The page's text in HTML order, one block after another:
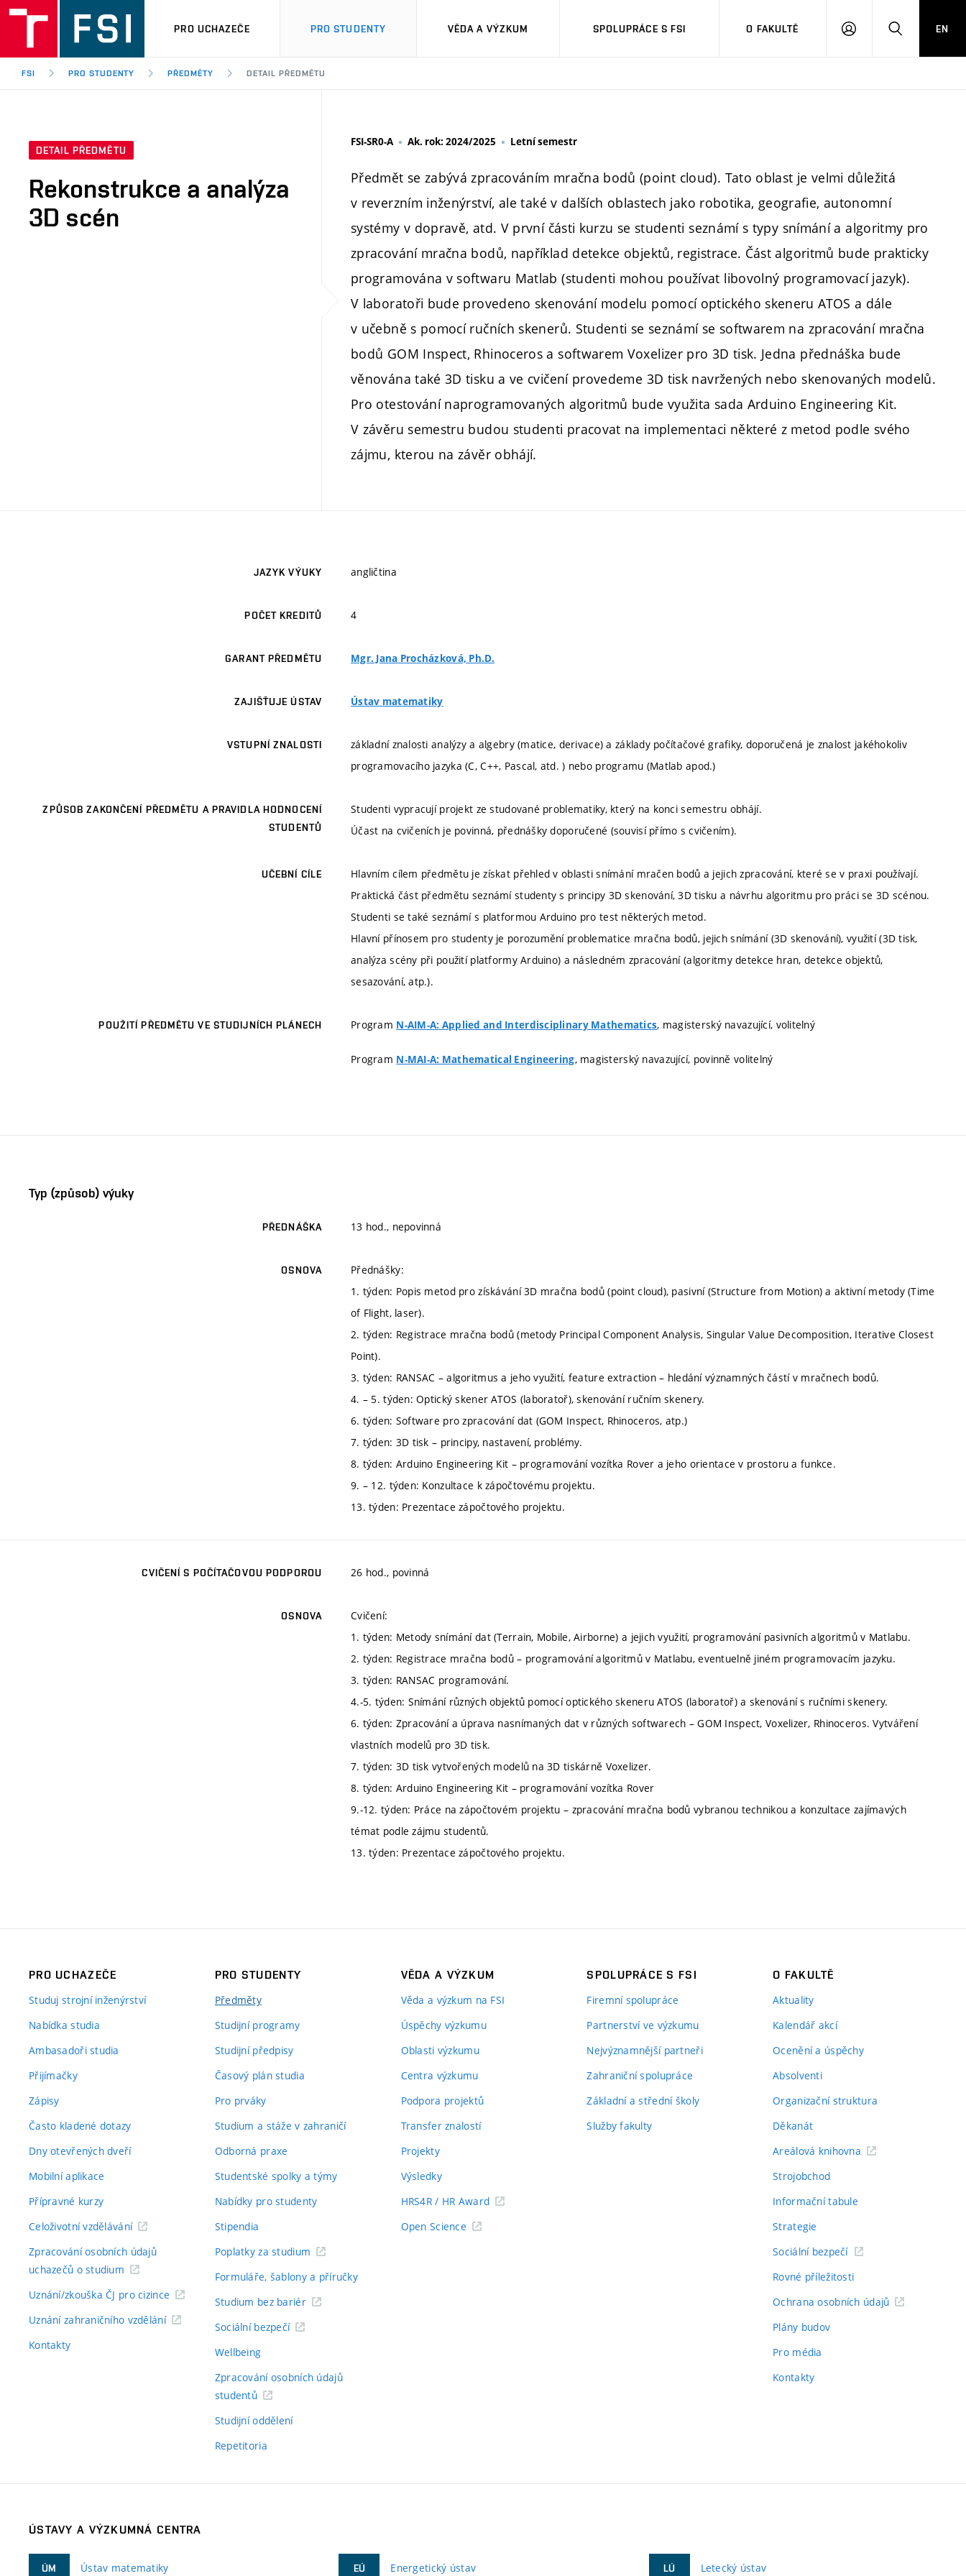
PRO UCHAZEČE PRO STUDENTY VĚDA A VÝZKUM SPOLUPRÁCE S FSI O FAKULTĚ
PŘIHLÁŠENÍHLEDAT
EN
FSI PRO STUDENTY PŘEDMĚTY DETAIL PŘEDMĚTU
DETAIL PŘEDMĚTU
Rekonstrukce a analýza
3D scén
FSI-SR0-A Ak. rok: 2024/2025 Letní semestr
Předmět se zabývá zpracováním mračna bodů (point cloud). Tato oblast je velmi důležitá
v reverzním inženýrství, ale také v dalších oblastech jako robotika, geografie, autonomní
systémy v dopravě, atd. V první části kurzu se studenti seznámí s typy snímání a algoritmy pro
zpracování mračna bodů, například detekce objektů, registrace. Část algoritmů bude prakticky
programována v softwaru Matlab (studenti mohou používat libovolný programovací jazyk).
V laboratoři bude provedeno skenování modelu pomocí optického skeneru ATOS a dále
v učebně s pomocí ručních skenerů. Studenti se seznámí se softwarem na zpracování mračna
bodů GOM Inspect, Rhinoceros a softwarem Voxelizer pro 3D tisk. Jedna přednáška bude
věnována také 3D tisku a ve cvičení provedeme 3D tisk navržených nebo skenovaných modelů.
Pro otestování naprogramovaných algoritmů bude využita sada Arduino Engineering Kit.
V závěru semestru budou studenti pracovat na implementaci některé z metod podle svého
zájmu, kterou na závěr obhájí.
JAZYK VÝUKY angličtina
POČET KREDITŮ 4
GARANT PŘEDMĚTU Mgr. Jana Procházková, Ph.D.
ZAJIŠŤUJE ÚSTAV Ústav matematiky
VSTUPNÍ ZNALOSTI
základní znalosti analýzy a algebry (matice, derivace) a základy počítačové grafiky, doporučená je znalost jakéhokoliv
programovacího jazyka (C, C++, Pascal, atd. ) nebo programu (Matlab apod.)
ZPŮSOB ZAKONČENÍ PŘEDMĚTU A PRAVIDLA HODNOCENÍ
STUDENTŮ
Studenti vypracují projekt ze studované problematiky, který na konci semestru obhájí.
Účast na cvičeních je povinná, přednášky doporučené (souvisí přímo s cvičením).
UČEBNÍ CÍLE
Hlavním cílem předmětu je získat přehled v oblasti snímání mračen bodů a jejich zpracování, které se v praxi používají.
Praktická část předmětu seznámí studenty s principy 3D skenování, 3D tisku a návrhu algoritmu pro práci se 3D scénou.
Studenti se také seznámí s platformou Arduino pro test některých metod.
Hlavní přínosem pro studenty je porozumění problematice mračna bodů, jejich snímání (3D skenování), využití (3D tisk,
analýza scény při použití platformy Arduino) a následném zpracování (algoritmy detekce hran, detekce objektů,
sesazování, atp.).
POUŽITÍ PŘEDMĚTU VE STUDIJNÍCH PLÁNECH Program N-AIM-A: Applied and Interdisciplinary Mathematics, magisterský navazující, volitelný
Program N-MAI-A: Mathematical Engineering, magisterský navazující, povinně volitelný
Typ (způsob) výuky
PŘEDNÁŠKA 13 hod., nepovinná
OSNOVA
Přednášky:
1. týden: Popis metod pro získávání 3D mračna bodů (point cloud), pasivní (Structure from Motion) a aktivní metody (Time
of Flight, laser).
2. týden: Registrace mračna bodů (metody Principal Component Analysis, Singular Value Decomposition, Iterative Closest
Point).
3. týden: RANSAC – algoritmus a jeho využití, feature extraction – hledání významných částí v mračnech bodů.
4. – 5. týden: Optický skener ATOS (laboratoř), skenování ručním skenery.
6. týden: Software pro zpracování dat (GOM Inspect, Rhinoceros, atp.)
7. týden: 3D tisk – principy, nastavení, problémy.
8. týden: Arduino Engineering Kit – programování vozítka Rover a jeho orientace v prostoru a funkce.
9. – 12. týden: Konzultace k zápočtovému projektu.
13. týden: Prezentace zápočtového projektu.
CVIČENÍ S POČÍTAČOVOU PODPOROU 26 hod., povinná
OSNOVA
Cvičení:
1. týden: Metody snímání dat (Terrain, Mobile, Airborne) a jejich využití, programování pasivních algoritmů v Matlabu.
2. týden: Registrace mračna bodů – programování algoritmů v Matlabu, eventuelně jiném programovacím jazyku.
3. týden: RANSAC programování.
4.-5. týden: Snímání různých objektů pomocí optického skeneru ATOS (laboratoř) a skenování s ručními skenery.
6. týden: Zpracování a úprava nasnímaných dat v různých softwarech – GOM Inspect, Voxelizer, Rhinoceros. Vytváření
vlastních modelů pro 3D tisk.
7. týden: 3D tisk vytvořených modelů na 3D tiskárně Voxelizer.
8. týden: Arduino Engineering Kit – programování vozítka Rover
9.-12. týden: Práce na zápočtovém projektu – zpracování mračna bodů vybranou technikou a konzultace zajímavých
témat podle zájmu studentů.
13. týden: Prezentace zápočtového projektu.
PRO UCHAZEČE
Studuj strojní inženýrství
Nabídka studia
Ambasadoři studia
Přijímačky
Zápisy
Často kladené dotazy
Dny otevřených dveří
Mobilní aplikace
Přípravné kurzy
Celoživotní vzdělávání
Zpracování osobních údajů
uchazečů o studium
Uznání/zkouška ČJ pro cizince
Uznání zahraničního vzdělání
Kontakty
PRO STUDENTY
Předměty
Studijní programy
Studijní předpisy
Časový plán studia
Pro prváky
Studium a stáže v zahraničí
Odborná praxe
Studentské spolky a týmy
Nabídky pro studenty
Stipendia
Poplatky za studium
Formuláře, šablony a příručky
Studium bez bariér
Sociální bezpečí
Wellbeing
Zpracování osobních údajů
studentů
Studijní oddělení
Repetitoria
VĚDA A VÝZKUM
Věda a výzkum na FSI
Úspěchy výzkumu
Oblasti výzkumu
Centra výzkumu
Podpora projektů
Transfer znalostí
Projekty
Výsledky
HRS4R / HR Award
Open Science
SPOLUPRÁCE S FSI
Firemní spolupráce
Partnerství ve výzkumu
Nejvýznamnější partneři
Zahraniční spolupráce
Základní a střední školy
Služby fakulty
O FAKULTĚ
Aktuality
Kalendář akcí
Ocenění a úspěchy
Absolventi
Organizační struktura
Děkanát
Areálová knihovna
Strojobchod
Informační tabule
Strategie
Sociální bezpečí
Rovné příležitosti
Ochrana osobních údajů
Plány budov
Pro média
Kontakty
ÚSTAVY A VÝZKUMNÁ CENTRA
ÚM Ústav matematiky EÚ Energetický ústav LÚ Letecký ústav